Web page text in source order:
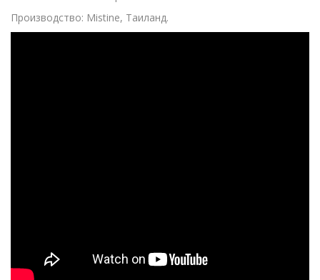
Производство: Mistine, Таиланд.